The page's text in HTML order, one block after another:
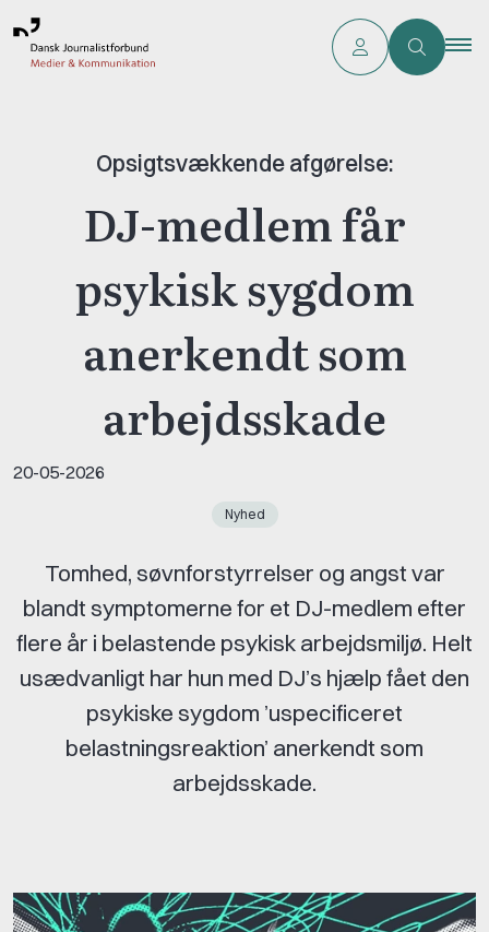
Opsigtsvækkende afgørelse:
DJ-medlem får
psykisk sygdom
anerkendt som
arbejdsskade
20-05-2026
Nyhed
Tomhed, søvnforstyrrelser og angst var
blandt symptomerne for et DJ-medlem efter
flere år i belastende psykisk arbejdsmiljø. Helt
usædvanligt har hun med DJ’s hjælp fået den
psykiske sygdom ’uspecificeret
belastningsreaktion’ anerkendt som
arbejdsskade.